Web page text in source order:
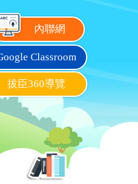
內聯網
Classroom
拔臣360導覽